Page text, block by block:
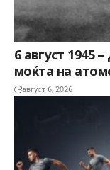
6 август 1945
моќта на
август 6, 2026